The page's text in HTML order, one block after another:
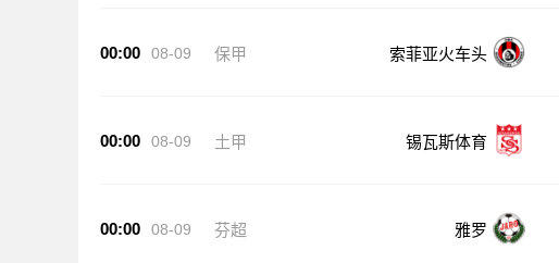
00:00 08-09 保甲 索菲亚火车头
00:00 08-09 土甲 锡瓦斯体育
00:00 08-09 芬超 雅罗